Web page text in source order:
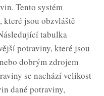
Tento systém
jsou obzvláště
tabulka
potraviny, které jsou
dobrým zdrojem
se nachází velikost
dané potraviny,